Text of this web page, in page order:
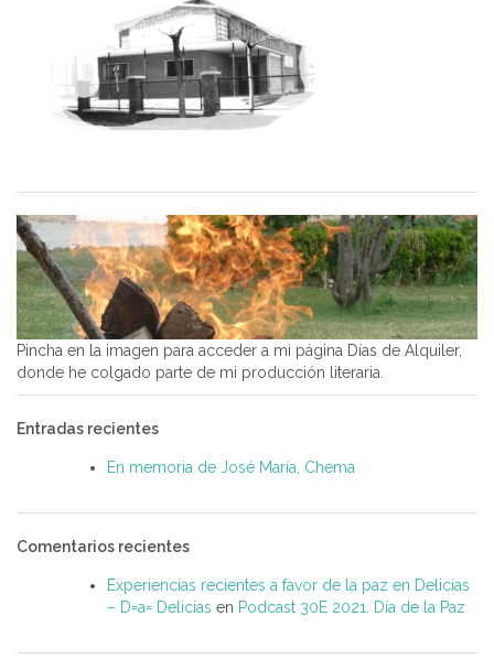
Pincha en la imagen para acceder a mi página Días de Alquiler,
donde he colgado parte de mi producción literaria.
Entradas recientes
En memoria de José María, Chema
Comentarios recientes
Experiencias recientes a favor de la paz en Delicias
– D=a= Delicias en Podcast 30E 2021. Día de la Paz